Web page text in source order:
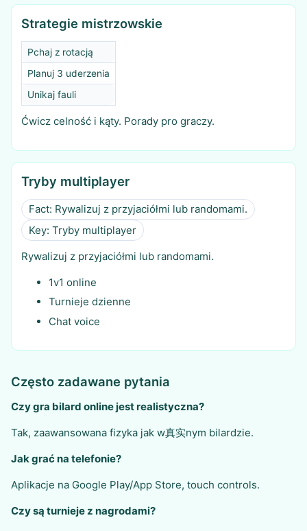
Strategie mistrzowskie
Pchaj z rotacją
Planuj 3 uderzenia
Unikaj fauli
Ćwicz celność i kąty. Porady pro graczy.
Tryby multiplayer
Fact: Rywalizuj z przyjaciółmi lub randomami.
Key: Tryby multiplayer
Rywalizuj z przyjaciółmi lub randomami.
1v1 online
Turnieje dzienne
Chat voice
Często zadawane pytania
Czy gra bilard online jest realistyczna?
Tak, zaawansowana fizyka jak w真实nym bilardzie.
Jak grać na telefonie?
Aplikacje na Google Play/App Store, touch controls.
Czy są turnieje z nagrodami?